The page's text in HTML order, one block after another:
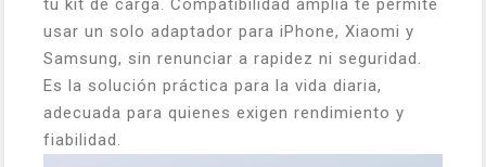
tu kit de carga. Compatibilidad amplia te permite
usar un solo adaptador para iPhone, Xiaomi y
Samsung, sin renunciar a rapidez ni seguridad.
Es la solución práctica para la vida diaria,
adecuada para quienes exigen rendimiento y
fiabilidad.